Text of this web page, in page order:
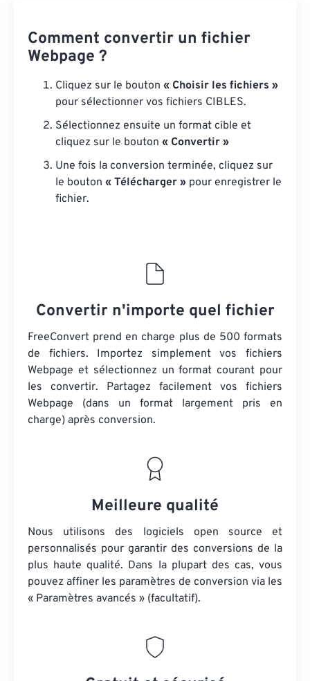
Comment convertir un fichier
Webpage ?
Cliquez sur le bouton « Choisir les fichiers »
pour sélectionner vos fichiers CIBLES.
Sélectionnez ensuite un format cible et
cliquez sur le bouton « Convertir »
Une fois la conversion terminée, cliquez sur
le bouton « Télécharger » pour enregistrer le
fichier.
Convertir n'importe quel fichier
FreeConvert prend en charge plus de 500 formats
de fichiers. Importez simplement vos fichiers
Webpage et sélectionnez un format courant pour
les convertir. Partagez facilement vos fichiers
Webpage (dans un format largement pris en
charge) après conversion.
Meilleure qualité
Nous utilisons des logiciels open source et
personnalisés pour garantir des conversions de la
plus haute qualité. Dans la plupart des cas, vous
pouvez affiner les paramètres de conversion via les
« Paramètres avancés » (facultatif).